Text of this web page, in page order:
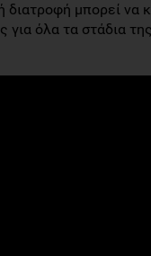
διατροφή μπορεί να
για όλα τα στάδια